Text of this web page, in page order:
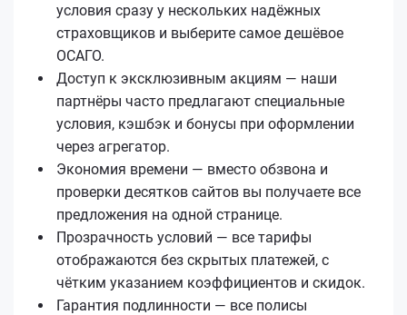
условия сразу у нескольких надёжных
страховщиков и выберите самое дешёвое
ОСАГО.
Доступ к эксклюзивным акциям — наши
партнёры часто предлагают специальные
условия, кэшбэк и бонусы при оформлении
через агрегатор.
Экономия времени — вместо обзвона и
проверки десятков сайтов вы получаете все
предложения на одной странице.
Прозрачность условий — все тарифы
отображаются без скрытых платежей, с
чётким указанием коэффициентов и скидок.
Гарантия подлинности — все полисы